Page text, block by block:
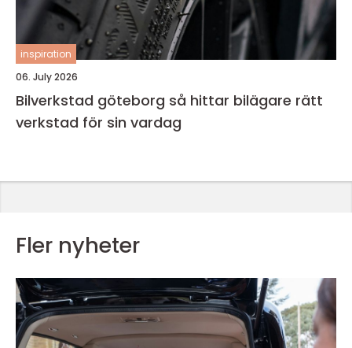
inspiration
06. July 2026
Bilverkstad göteborg så hittar bilägare rätt
verkstad för sin vardag
Fler nyheter